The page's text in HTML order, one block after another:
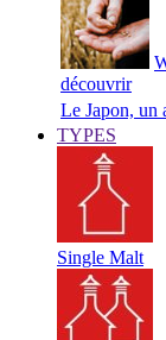
découvrir
Le Japon, un
TYPES
Single Malt